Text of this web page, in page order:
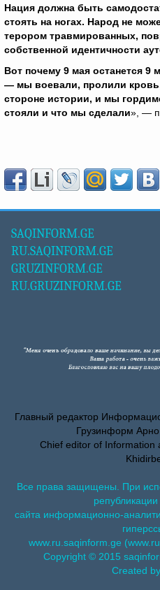
Нация должна быть
стоять на ногах. Народ не
терором травмированных,
собственной идентичности
Вот почему 9 мая останется 9
— мы воевали, пролили
стороне истории, и мы
стояли и что мы сделали», —
SAQINFORM.GE
RU.SAQINFORM.GE
GRUZINFORM.GE
RU.GRUZINFORM.GE
Главный редактор
Грузинформ
Chief editor of Information
Все права защищены. При
сайта информационно-
www.ru.saqinform.ge
Copyright © 2015
Created